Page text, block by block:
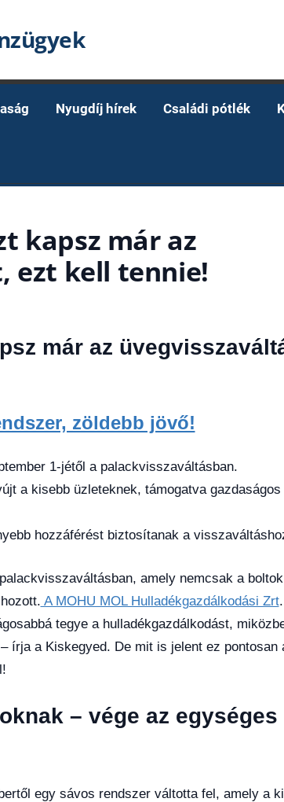
Nyugdíj hírek Családi pótlék
kapsz már az
ezt kell tennie!
már az
zöldebb jövő!
1-jétől a palackvisszaváltásban.
a kisebb üzleteknek, támogatva gazdaságos
hozzáférést biztosítanak a
amely nemcsak a
A MOHU MOL Hulladékgazdálkodási Zrt
tegye a hulladékgazdálkodást,
írja a Kiskegyed. De mit is jelent ez pontosan
– vége az egységes
egy sávos rendszer váltotta fel, amely a